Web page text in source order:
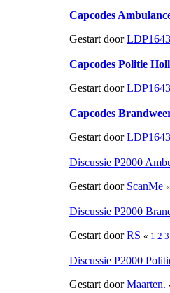
Capcodes
Gestart door
Capcodes Politie
Gestart door
Capcodes
Gestart door
Discussie P2000
Gestart door ScanMe «
Discussie P2000
Gestart doorRS « 1 2 3
Discussie P2000
Gestart doorMaarten.